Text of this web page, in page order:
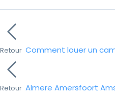
Retour Comment louer un
Retour Almere Amersfoort